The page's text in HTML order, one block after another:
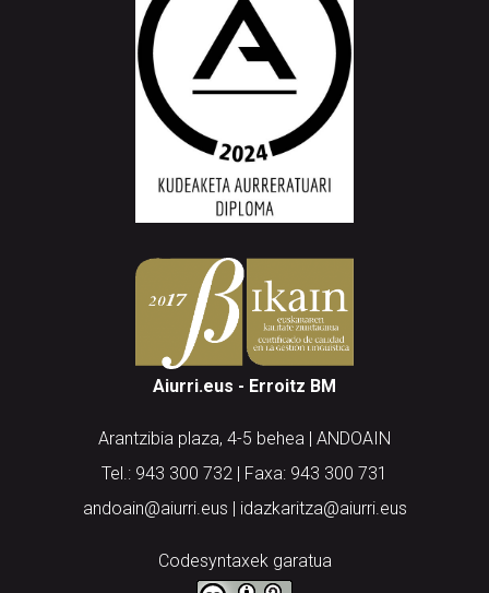
Aiurri.eus - Erroitz BM
Arantzibia plaza, 4-5 behea | ANDOAIN
Tel.: 943 300 732 | Faxa: 943 300 731
andoain@aiurri.eus | idazkaritza@aiurri.eus
Codesyntaxek garatua